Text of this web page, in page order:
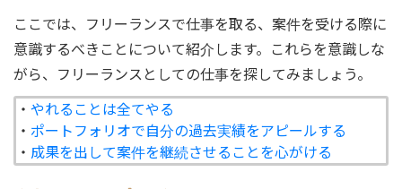
ここでは、フリーランスで仕事を取る、案件を受ける際に
意識するべきことについて紹介します。これらを意識しな
がら、フリーランスとしての仕事を探してみましょう。
・ やれることは全てやる
・ ポートフォリオで自分の過去実績をアピールする
・ 成果を出して案件を継続させることを心がける